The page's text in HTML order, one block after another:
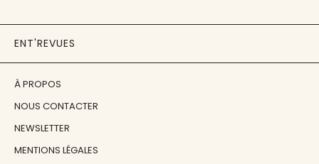
ENT'REVUES
À PROPOS
NOUS CONTACTER
NEWSLETTER
MENTIONS LÉGALES